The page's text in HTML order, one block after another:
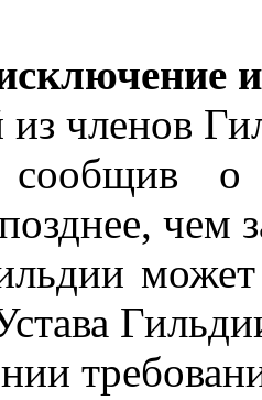
членов
сообщив
чем